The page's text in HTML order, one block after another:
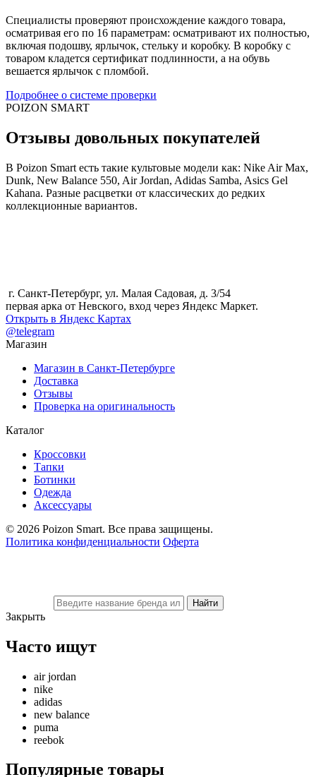
Специалисты проверяют происхождение каждого товара,
осматривая его по 16 параметрам: осматривают их полностью,
включая подошву, ярлычок, стельку и коробку. В коробку с
товаром кладется сертификат подлинности, а на обувь
вешается ярлычок с пломбой.
Подробнее о системе проверки
POIZON SMART
Отзывы довольных покупателей
В Poizon Smart есть такие культовые модели как: Nike Air Max,
Dunk, New Balance 550, Air Jordan, Adidas Samba, Asics Gel
Kahana. Разные расцветки от классических до редких
коллекционные вариантов.
г. Санкт-Петербург, ул. Малая Садовая, д. 3/54
первая арка от Невского, вход через Яндекс Маркет.
Открыть в Яндекс Картах
@telegram
Магазин
Магазин в Санкт-Петербурге
Доставка
Отзывы
Проверка на оригинальность
Каталог
Кроссовки
Тапки
Ботинки
Одежда
Аксессуары
© 2026 Poizon Smart. Все права защищены.
Политика конфиденциальности Оферта
Закрыть
Часто ищут
air jordan
nike
adidas
new balance
puma
reebok
Популярные товары